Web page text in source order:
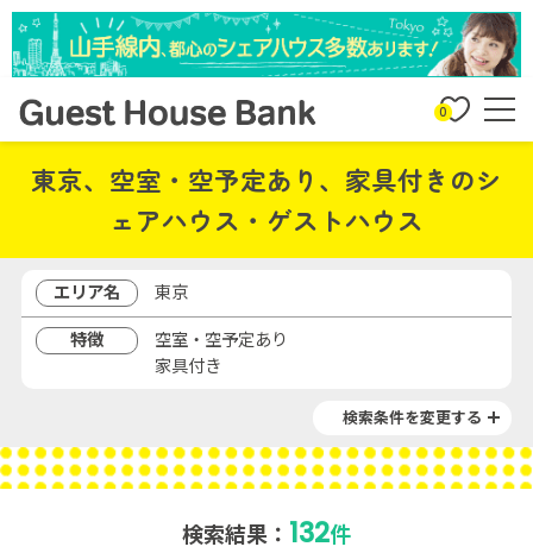
0
東京、空室・空予定あり、家具付きのシ
ェアハウス・ゲストハウス
エリア名
東京
特徴
空室・空予定あり
家具付き
検索条件を変更する
検索結果： 132件